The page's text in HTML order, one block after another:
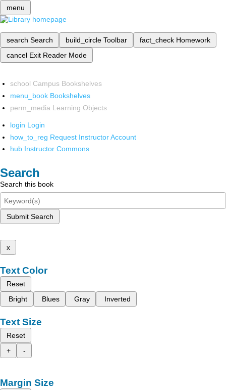
menu
search Search build_circle Toolbar fact_check Homework
cancel Exit Reader Mode
school Campus Bookshelves
menu_book Bookshelves
perm_media Learning Objects
login Login
how_to_reg Request Instructor Account
hub Instructor Commons
Search
Search this book
Submit Search
x
Text Color
Reset
Bright
Blues Gray Inverted
Text Size
Reset
+
-
Margin Size